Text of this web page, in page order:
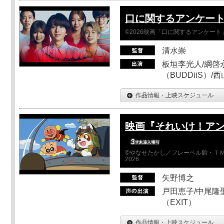
口に関するアンケー
©2026映画「口に関するアンケート
清水崇
板垣李光人/綱啓
（BUDDiiS）/
作品情報・上映スケジュール
映画『それいけ！ア
©やなせたかし／フレーベル館・Ｔ
2026
矢野博之
戸田恵子/中尾隆
（EXIT）
作品情報・上映スケジュール